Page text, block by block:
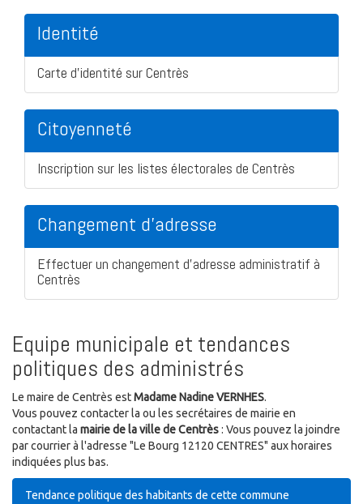
Identité
Carte d'identité sur Centrès
Citoyenneté
Inscription sur les listes électorales de Centrès
Changement d'adresse
Effectuer un changement d'adresse administratif à
Centrès
Equipe municipale et tendances
politiques des administrés
Le maire de Centrès estMadame Nadine VERNHES.
Vous pouvez contacter la ou les secrétaires de mairie en
contactant la mairie de la ville de Centrès: Vous pouvez la joindre
par courrier à l'adresse "Le Bourg 12120 CENTRES" aux horaires
indiquées plus bas.
Tendance politique des habitants de cette commune